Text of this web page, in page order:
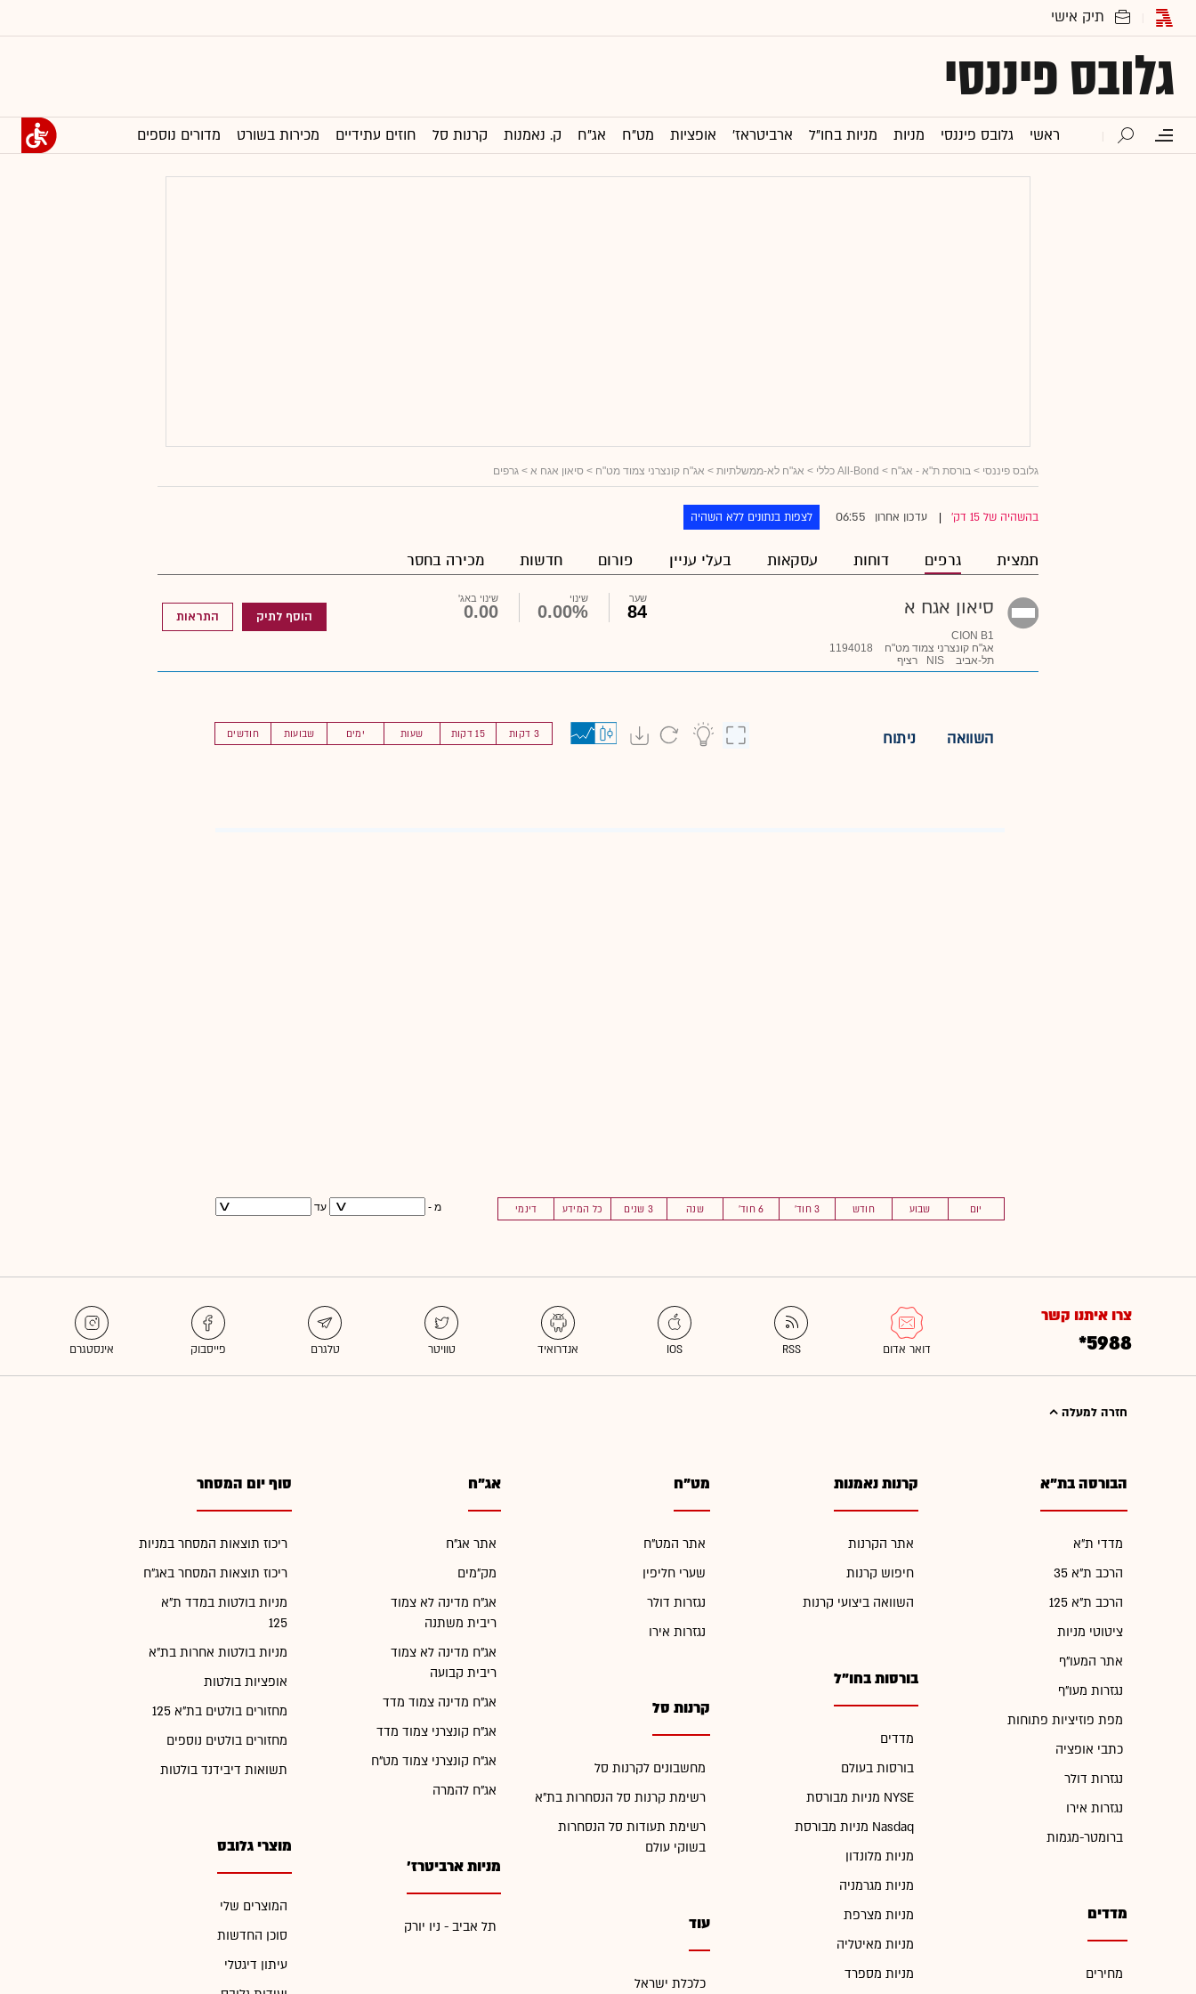
גלובס פיננסי
ראשי גלובס פיננסי מניות מניות בחו"ל ארביטראז' אופציות מט"ח אג"ח ק. נאמנות קרנות סל חוזים עתידיים מכירות בשורט מדורים נוספים
גלובס פיננסי > בורסת ת"א - אג"ח > All-Bond כללי > אג"ח לא-ממשלתיות > אג"ח קונצרני צמוד מט"ח > סיאון אגח א > גרפים
בהשהיה של 15 דק' עדכון אחרון 06:55 לצפות בנתונים ללא השהיה
תמצית גרפים דוחות עסקאות בעלי עניין פורום חדשות מכירה בחסר
סיאון אגח א
CION B1
אג"ח קונצרני צמוד מט"ח
1194018
תל-אביב
NIS רציף
שער
84
שינוי
0.00%
שינוי באג'
0.00 הוסף לתיק התראות
חודשים שבועות ימים שעות 15 דקות 3 דקות השוואה ניתוח
יום שבוע חודש 3 חוד' 6 חוד' שנה 3 שנים כל המידע דינמי מ - עד
צרו איתנו קשר
*5988
חזרה למעלה
הבורסה בת"א
מדדי ת"א
הרכב ת"א 35
הרכב ת"א 125
ציטוטי מניות
אתר המעו"ף
נגזרות מעו"ף
מפת פוזיציות פתוחות
כתבי אופציה
נגזרות דולר
נגזרות אירו
ברומטר-מגמות
מדדים
מחירים
קרנות נאמנות
אתר הקרנות
חיפוש קרנות
השוואה ביצועי קרנות
בורסות בחו"ל
מדדים
בורסות בעולם
מניות מבורסת NYSE
מניות מבורסת Nasdaq
מניות מלונדון
מניות מגרמניה
מניות מצרפת
מניות מאיטליה
מניות מספרד
מט"ח
אתר המט"ח
שערי חליפין
נגזרות דולר
נגזרות אירו
קרנות סל
מחשבונים לקרנות סל
רשימת קרנות סל הנסחרות בת"א
רשימת תעודות סל הנסחרות
בשוקי עולם
עוד
כלכלת ישראל
אג"ח
אתר אג"ח
מק"מים
אג"ח מדינה לא צמוד
ריבית משתנה
אג"ח מדינה לא צמוד
ריבית קבועה
אג"ח מדינה צמוד מדד
אג"ח קונצרני צמוד מדד
אג"ח קונצרני צמוד מט"ח
אג"ח להמרה
מניות ארביטרז'
תל אביב - ניו יורק
סוף יום המסחר
ריכוז תוצאות המסחר במניות
ריכוז תוצאות המסחר באג"ח
מניות בולטות במדד ת"א
125
מניות בולטות אחרות בת"א
אופציות בולטות
מחזורים בולטים בת"א 125
מחזורים בולטים נוספים
תשואות דיבידנד בולטות
מוצרי גלובס
המוצרים שלי
סוכן החדשות
עיתון דיגטלי